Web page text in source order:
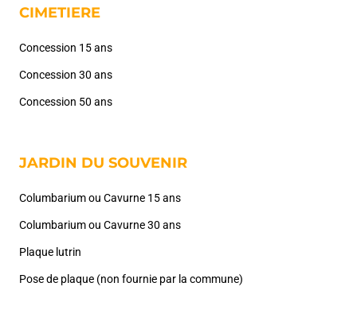
CIMETIERE
Concession 15 ans
Concession 30 ans
Concession 50 ans
JARDIN DU SOUVENIR
Columbarium ou Cavurne 15 ans
Columbarium ou Cavurne 30 ans
Plaque lutrin
Pose de plaque (non fournie par la commune)